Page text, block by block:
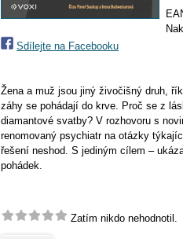
Sdílejte na Facebooku
Žena a muž jsou jiný živočišný druh,
záhy se pohádají do krve. Proč se z
diamantové svatby? V rozhovoru s
renomovaný psychiatr na otázky
řešení neshod. S jediným cílem –
pohádek.
Zatím nikdo nehodnotil.